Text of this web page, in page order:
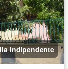
Indipendente